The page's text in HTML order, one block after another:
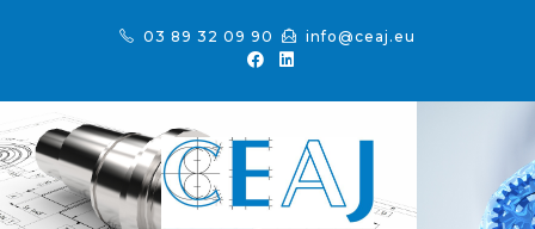
03 89 32 09 90 info@ceaj.eu